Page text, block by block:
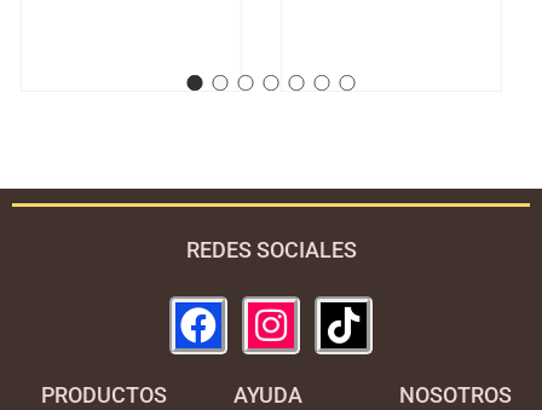
REDES SOCIALES
PRODUCTOS AYUDA NOSOTROS